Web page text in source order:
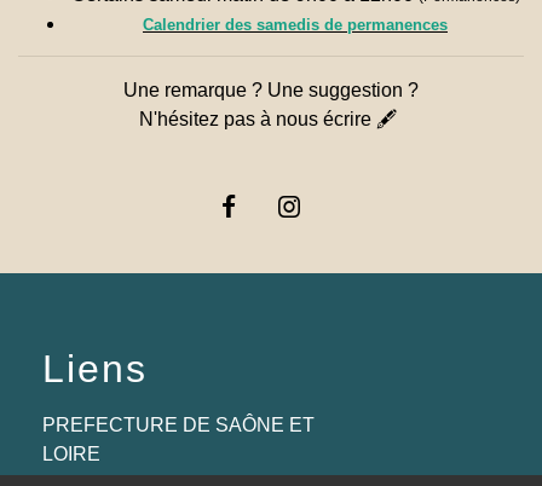
Calendrier des samedis de permanences
Une remarque ? Une suggestion ?
N'hésitez pas à nous écrire 🖋
Liens
PREFECTURE DE SAÔNE ET
LOIRE